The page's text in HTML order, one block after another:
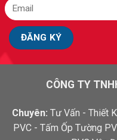
CÔNG TY
Chuyên: Tư Vấn - Thiết
PVC - Tấm Ốp Tường